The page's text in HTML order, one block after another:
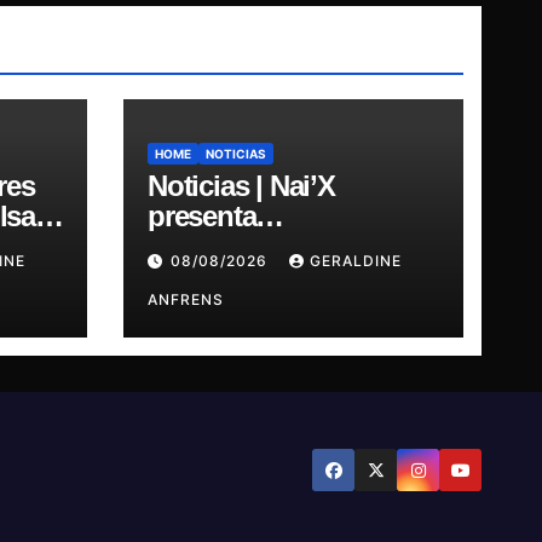
HOME NOTICIAS
Noticias | Nai’X
presenta
“DIMENSIONAL
GODS.
08/08/2026 GERALDINE
ANFRENS